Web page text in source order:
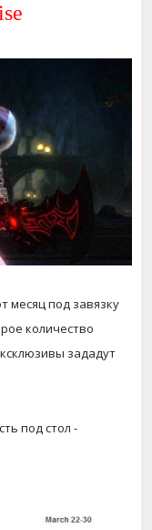
месяц под завязку
количество
зададут
под стол -